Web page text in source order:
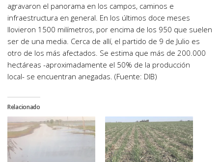
agravaron el panorama en los campos, caminos e
infraestructura en general. En los últimos doce meses
llovieron 1500 milímetros, por encima de los 950 que suelen
ser de una media. Cerca de allí, el partido de 9 de Julio es
otro de los más afectados. Se estima que más de 200.000
hectáreas -aproximadamente el 50% de la producción
local- se encuentran anegadas. (Fuente: DIB)
Relacionado